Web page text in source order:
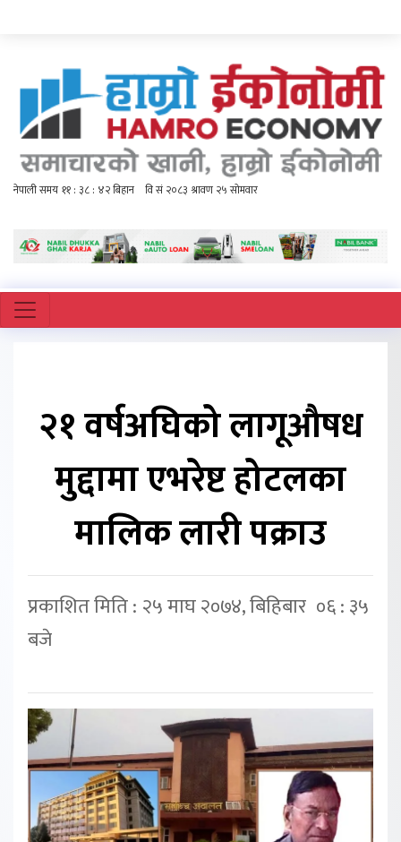
२१ वर्षअघिको लागूऔषध
मुद्दामा एभरेष्ट होटलका
मालिक लारी पक्राउ
प्रकाशित मिति : २५ माघ २०७४, बिहिबार ०६ : ३५
बजे